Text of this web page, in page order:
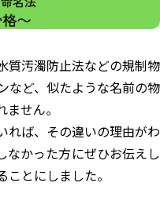
トペーパー
ロード
こちら
質汚濁防止法などの規制物
など、似たような名前の物
せん。
れば、その違いの理由がわ
なかった方にぜひお伝えし
とにしました。